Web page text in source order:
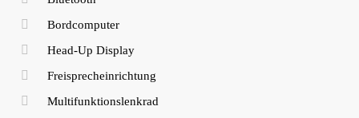
Bordcomputer
Head-Up Display
Freisprecheinrichtung
Multifunktionslenkrad